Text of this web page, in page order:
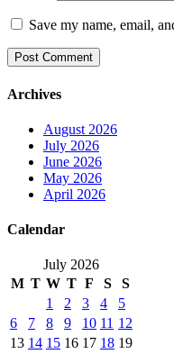
Save my name, email,
Archives
August 2026
July 2026
June 2026
May 2026
April 2026
Calendar
July 2026
M T W T F S
S
1
2 3 4
5
6
7 8 9 10 11 12
13 14 15 16 17 18 19